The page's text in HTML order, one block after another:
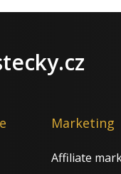
Marketing
Affiliate